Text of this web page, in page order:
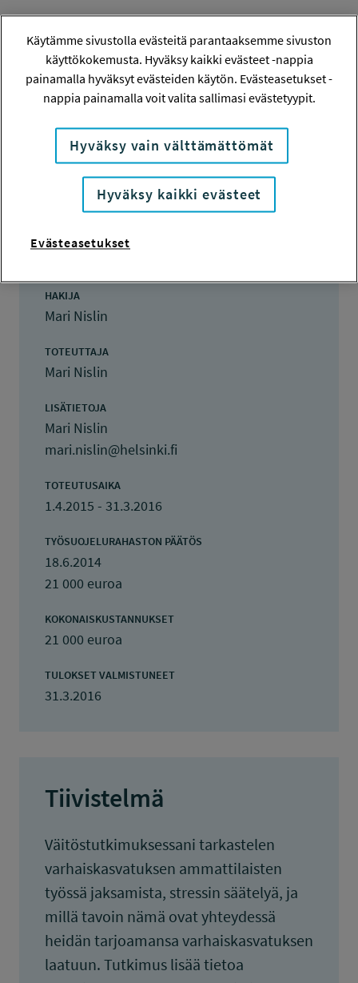
Hanketiedot
Tiivistelmä
Hanketiedot
HANKENUMERO
HAKIJA
Mari Nislin
TOTEUTTAJA
Mari Nislin
LISÄTIETOJA
Mari Nislin
mari.nislin@helsinki.fi
TOTEUTUSAIKA
1.4.2015 - 31.3.2016
TYÖSUOJELURAHASTON PÄÄTÖS
18.6.2014
21 000 euroa
KOKONAISKUSTANNUKSET
21 000 euroa
TULOKSET VALMISTUNEET
31.3.2016
Tiivistelmä
Väitöstutkimuksessani tarkastelen
varhaiskasvatuksen ammattilaisten
työssä jaksamista, stressin säätelyä, ja
millä tavoin nämä ovat yhteydessä
heidän tarjoamansa varhaiskasvatuksen
laatuun. Tutkimus lisää tietoa
Käytämme sivustolla evästeitä parantaaksemme sivuston
käyttökokemusta. Hyväksy kaikki evästeet -nappia
painamalla hyväksyt evästeiden käytön. Evästeasetukset -
nappia painamalla voit valita sallimasi evästetyypit.
Hyväksy vain välttämättömät
Hyväksy kaikki evästeet
Evästeasetukset